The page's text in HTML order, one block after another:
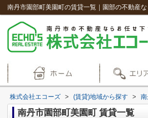
南丹市園部町美園町の賃貸一覧｜園部の不動産
株式会社エコーズ > (賃貸)地域から探す >
南丹市園部町美園町 賃貸一覧